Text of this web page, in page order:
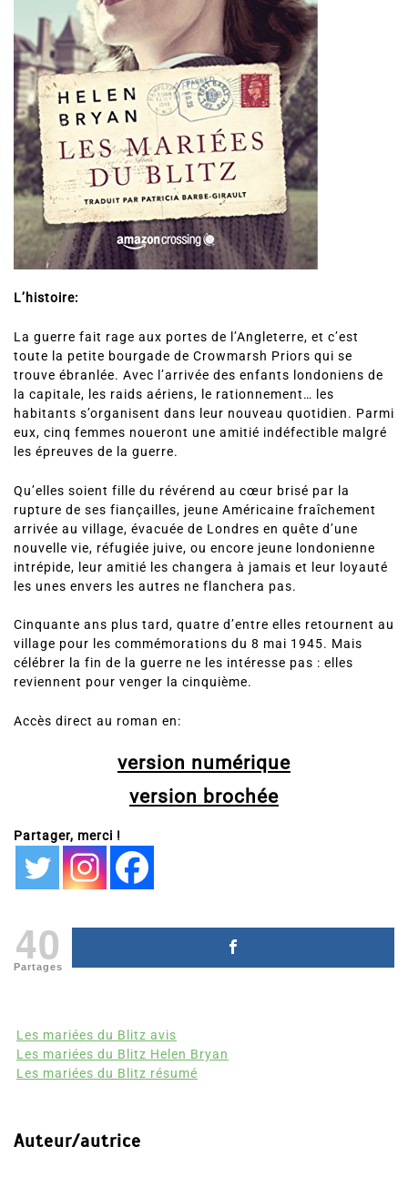
L’histoire:
La guerre fait rage aux portes de l’Angleterre, et c’est
toute la petite bourgade de Crowmarsh Priors qui se
trouve ébranlée. Avec l’arrivée des enfants londoniens de
la capitale, les raids aériens, le rationnement… les
habitants s’organisent dans leur nouveau quotidien. Parmi
eux, cinq femmes noueront une amitié indéfectible malgré
les épreuves de la guerre.
Qu’elles soient fille du révérend au cœur brisé par la
rupture de ses fiançailles, jeune Américaine fraîchement
arrivée au village, évacuée de Londres en quête d’une
nouvelle vie, réfugiée juive, ou encore jeune londonienne
intrépide, leur amitié les changera à jamais et leur loyauté
les unes envers les autres ne flanchera pas.
Cinquante ans plus tard, quatre d’entre elles retournent au
village pour les commémorations du 8 mai 1945. Mais
célébrer la fin de la guerre ne les intéresse pas : elles
reviennent pour venger la cinquième.
Accès direct au roman en:
version numérique
version brochée
Partager, merci !
40
Partages
Les mariées du Blitz avis
Les mariées du Blitz Helen Bryan
Les mariées du Blitz résumé
Auteur/autrice